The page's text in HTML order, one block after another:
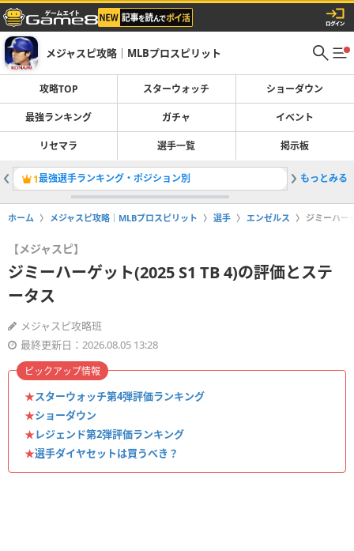
メジャスピ攻略｜MLBプロスピリット
攻略TOP スターウォッチ ショーダウン
最強ランキング ガチャ イベント
リセマラ 選手一覧 掲示板
1最強選手ランキング・ポジション別 2ジェイ
もっとみる
ホーム メジャスピ攻略｜MLBプロスピリット 選手 エンゼルス ジミーハー
【メジャスピ】
ジミーハーゲット(2025 S1 TB 4)の評価とステ
ータス
メジャスピ攻略班
最終更新日：2026.08.05 13:28
★スターウォッチ第4弾評価ランキング
★ショーダウン
★レジェンド第2弾評価ランキング
★選手ダイヤセットは買うべき？
ピックアップ情報